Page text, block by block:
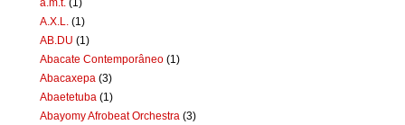
A.X.L.
(1)
AB.DU (1)
Abacate Contemporâneo (1)
Abacaxepa (3)
Abaetetuba (1)
Abayomy Afrobeat Orchestra (3)